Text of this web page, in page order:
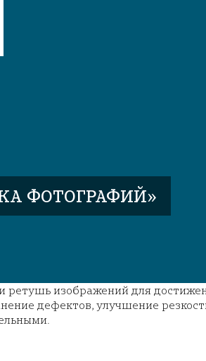
ФОТОГРАФИЙ»
изображений для
дефектов, улучшение